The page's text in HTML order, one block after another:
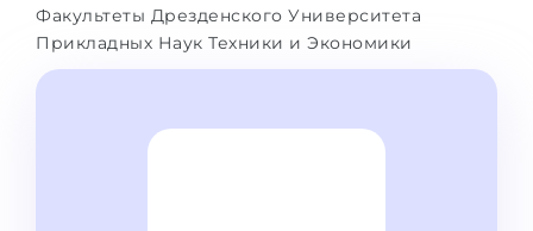
Пропедевтика
ЯЗЫКОВЫЕ ШКОЛЫ
Магистратура в Германии
Второе высшее
С гарантией зачисления
Факультеты Дрезденского Университета
Прикладных Наук Техники и Экономики